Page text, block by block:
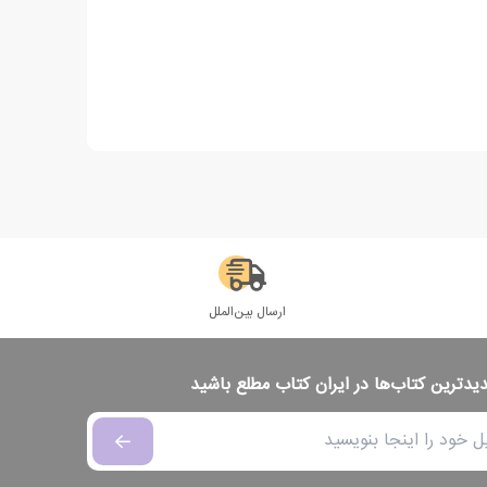
ارسال بین‌الملل
کتاب‌ها در ایران کتاب مطلع باشید